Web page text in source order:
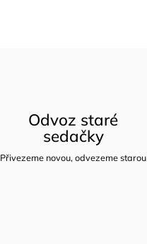
Odvoz staré
sedačky
Přivezeme novou, odvezeme starou